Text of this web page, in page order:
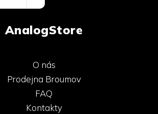
AnalogStore
O nás
Prodejna Broumov
FAQ
Kontakty